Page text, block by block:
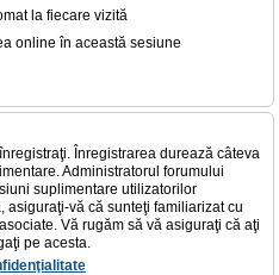
la fiecare vizită
online în această sesiune
Înregistrarea durează câteva
Administratorul forumului
suplimentare utilizatorilor
asiguraţi-vă că sunteţi familiarizat cu
Vă rugăm să vă asiguraţi că aţi
pe acesta.